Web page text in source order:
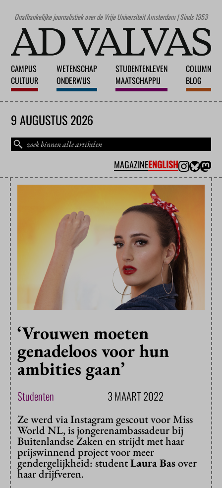
Onafhankelijke journalistiek over de Vrije Universiteit Amsterdam | Sinds 1953
CAMPUS
CULTUUR
WETENSCHAP
ONDERWIJS
STUDENTENLEVEN
MAATSCHAPPIJ
COLUMN
BLOG
9 AUGUSTUS 2026
MAGAZINEENGLISH
‘Vrouwen moeten
genadeloos voor hun
ambities gaan’
Studenten 3 MAART 2022
Ze werd via Instagram gescout voor Miss
World NL, is jongerenambassadeur bij
Buitenlandse Zaken en strijdt met haar
prijswinnend project voor meer
gendergelijkheid: studentLaura Basover
haar drijfveren.